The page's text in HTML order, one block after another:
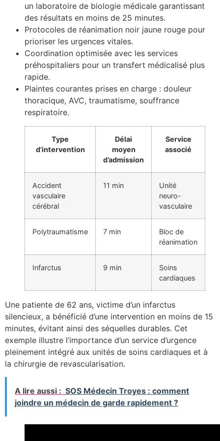
un laboratoire de biologie médicale garantissant
des résultats en moins de 25 minutes.
Protocoles de réanimation noir jaune rouge pour
prioriser les urgences vitales.
Coordination optimisée avec les services
préhospitaliers pour un transfert médicalisé plus
rapide.
Plaintes courantes prises en charge : douleur
thoracique, AVC, traumatisme, souffrance
respiratoire.
Type
d’intervention
Délai
moyen
d’admission
Service
associé
Accident
vasculaire
cérébral
11 min
Unité
neuro-
vasculaire
Polytraumatisme 7 min
Bloc de
réanimation
Infarctus 9 min
Soins
cardiaques
Une patiente de 62 ans, victime d’un infarctus
silencieux, a bénéficié d’une intervention en moins de 15
minutes, évitant ainsi des séquelles durables. Cet
exemple illustre l’importance d’un service d’urgence
pleinement intégré aux unités de soins cardiaques et à
la chirurgie de revascularisation.
A lire aussi : SOS Médecin Troyes : comment
joindre un médecin de garde rapidement ?